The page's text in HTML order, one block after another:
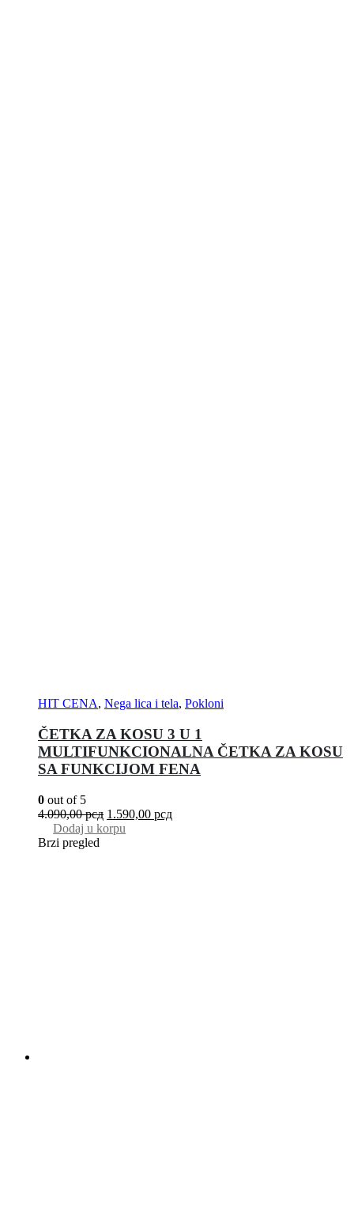
HIT CENA, Nega lica i tela, Pokloni
ČETKA ZA KOSU 3 U 1
MULTIFUNKCIONALNA ČETKA ZA KOSU
SA FUNKCIJOM FENA
0 out of 5
4.090,00рсд 1.590,00 рсд
Dodaj u korpu
Brzi pregled